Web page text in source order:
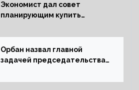
Экономист дал совет
планирующим купить
Орбан назвал главной
задачей председательства
за мир